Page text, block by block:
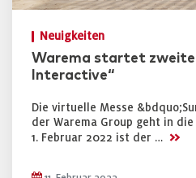
Neuigkeiten
Warema startet zweite
Interactive“
Die virtuelle Messe
der Warema Group geht in
1. Februar 2022 ist der … >>